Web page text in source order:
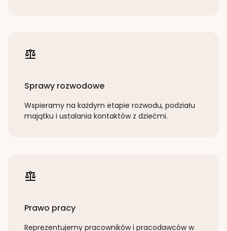
Sprawy rozwodowe
Wspieramy na każdym etapie rozwodu, podziału
majątku i ustalania kontaktów z dziećmi.
Prawo pracy
Reprezentujemy pracowników i pracodawców w